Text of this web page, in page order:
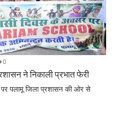
0
ने निकाली प्रभात फेरी
पलामू जिला प्रशासन की ओर से